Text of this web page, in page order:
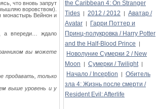
что вновь запрут
воровством).
монастырь Вейнон и
а впереди… ждало
вы можете
продавать, только
выше уровень и у
the Caribbean 4: On Stranger
Tides | 2012 / 2012 | Аватар /
Avatar |
Гарри Поттер и
Принц-полукровка / Harry Potter
and the Half-Blood Prince
|
Новолуние Сумерки 2 / New
Moon
| Сумерки / Twilight |
Начало / Inception | Обитель
зла 4: Жизнь после смерти /
Resident Evil: Afterlife